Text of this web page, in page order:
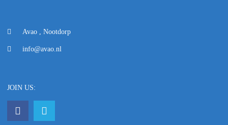
Avao , Nootdorp
info@avao.nl
JOIN US: